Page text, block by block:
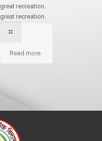
great recreation.
great recreation.
Read more